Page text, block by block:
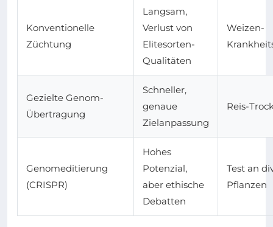
Konventionelle
Züchtung
Langsam,
Verlust von
Elitesorten-
Qualitäten
Weizen-
Gezielte Genom-
Übertragung
Schneller,
genaue
Zielanpassung
Reis-
Genomeditierung
(CRISPR)
Hohes
Potenzial,
aber ethische
Debatten
Test an
Pflanzen